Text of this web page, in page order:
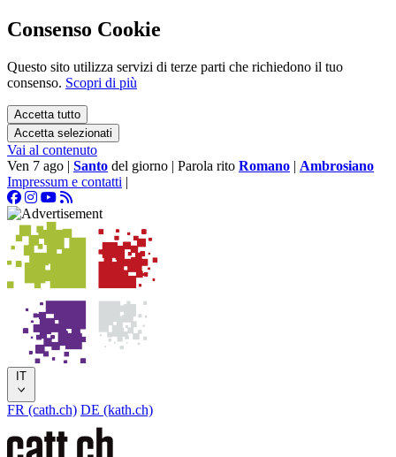
Consenso Cookie
Questo sito utilizza servizi di terze parti che richiedono il tuo
consenso. Scopri di più
Accetta tutto
Accetta selezionati
Vai al contenuto
Ven 7 ago | Santo del giorno | Parola rito Romano | Ambrosiano
Impressum e contatti |
IT
FR (cath.ch) DE (kath.ch)